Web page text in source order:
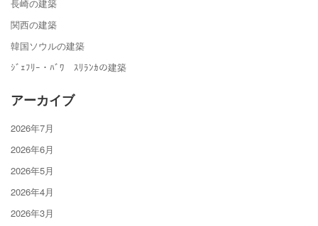
長崎の建築
関西の建築
韓国ソウルの建築
ｼﾞｪﾌﾘｰ・ﾊﾞﾜ ｽﾘﾗﾝｶの建築
アーカイブ
2026年7月
2026年6月
2026年5月
2026年4月
2026年3月